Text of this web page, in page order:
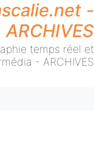
-
ARCHIVES
temps réel et
- ARCHIVES